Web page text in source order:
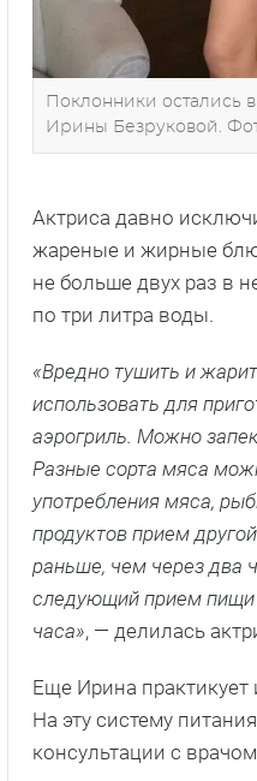
Поклонники остались
Ирины Безруковой.
Актриса давно
жареные и жирные
не больше двух раз в
по три литра воды.
«Вредно тушить и
использовать для
аэрогриль. Можно
Разные сорта мяса
употребления мяса,
продуктов прием
раньше, чем через два
следующий прием пищи
часа», — делилась
Еще Ирина практикует
На эту систему
консультации с